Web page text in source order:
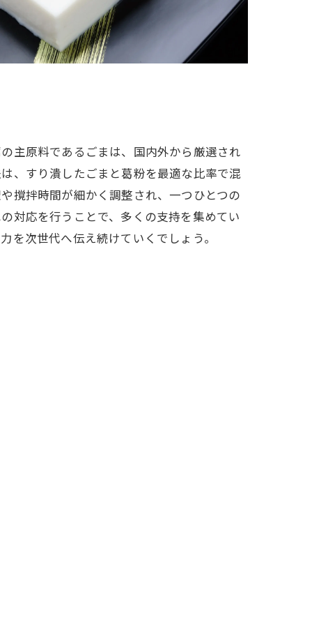
主原料であるごまは、国内外から厳選され
、すり潰したごまと葛粉を最適な比率で混
撹拌時間が細かく調整され、一つひとつの
対応を行うことで、多くの支持を集めてい
を次世代へ伝え続けていくでしょう。